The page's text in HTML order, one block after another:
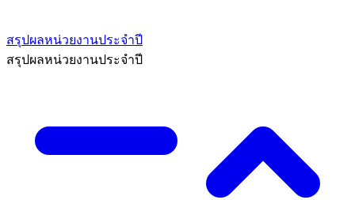
สรุปผลหน่วยงานประจำปี
สรุปผลหน่วยงานประจำปี